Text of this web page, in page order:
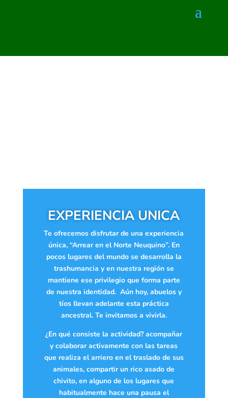
EXPERIENCIA UNICA
Te ofrecemos disfrutar de una experiencia
única, “Arrear en el Norte Neuquino”. En
pocos lugares del mundo se desarrolla la
trashumancia y en nuestra región se
mantiene ese privilegio que forma parte
de nuestra identidad. Aún hoy, abuelos y
tíos llevan adelante esta práctica
ancestral. Te invitamos a vivirla.
¿En qué consiste la actividad? acompañar
y colaborar activamente con las tareas
que realiza el arriero en el traslado de sus
animales, compartir un rico asado de
chivito, en alguno de los lugares que
habitualmente hace una pausa el